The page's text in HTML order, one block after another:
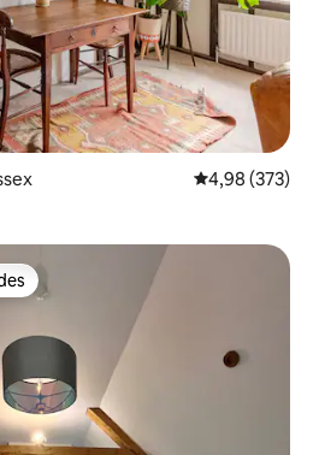
4,98 de uma
4,98 (373)
dos hóspedes